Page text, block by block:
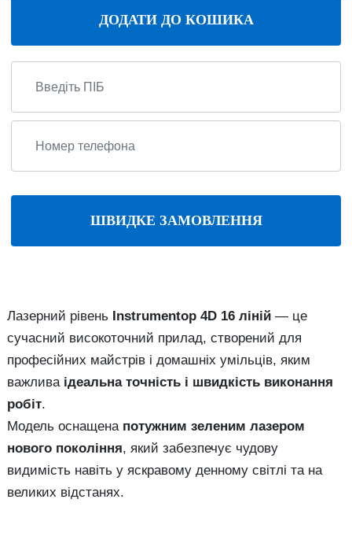
ДОДАТИ ДО КОШИКА
ШВИДКЕ ЗАМОВЛЕННЯ
Лазерний рівень Instrumentop 4D 16 ліній — це
сучасний високоточний прилад, створений для
професійних майстрів і домашніх умільців, яким
важлива ідеальна точність і швидкість виконання
робіт.
Модель оснащена потужним зеленим лазером
нового покоління, який забезпечує чудову
видимість навіть у яскравому денному світлі та на
великих відстанях.